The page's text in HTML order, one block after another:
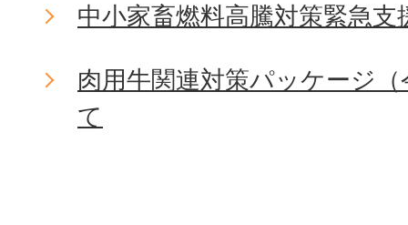
中小家畜燃料高騰対策緊急支
肉用牛関連対策パッケージ
て